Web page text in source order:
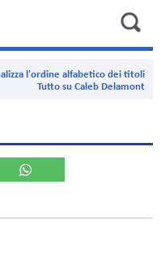
l'ordine alfabetico dei titoli
Tutto su Caleb Delamont